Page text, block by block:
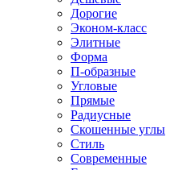
Дорогие
Эконом-класс
Элитные
Форма
П-образные
Угловые
Прямые
Радиусные
Скошенные углы
Стиль
Современные